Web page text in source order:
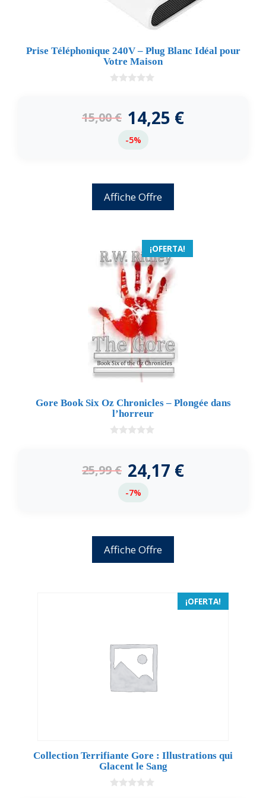
Prise Téléphonique 240V – Plug Blanc Idéal pour
Votre Maison
5
15,00€ 14,25 €
-5%
Affiche Offre
¡OFERTA!
Gore Book Six Oz Chronicles – Plongée dans
l’horreur
5
25,99€ 24,17 €
-7%
Affiche Offre
¡OFERTA!
Collection Terrifiante Gore : Illustrations qui
Glacent le Sang